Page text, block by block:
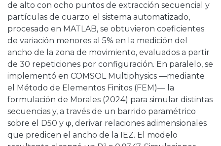
de alto con ocho puntos de extracción secuencial y
partículas de cuarzo; el sistema automatizado,
procesado en MATLAB, se obtuvieron coeficientes
de variación menores al 5% en la medición del
ancho de la zona de movimiento, evaluados a partir
de 30 repeticiones por configuración. En paralelo, se
implementó en COMSOL Multiphysics —mediante
el Método de Elementos Finitos (FEM)— la
formulación de Morales (2024) para simular distintas
secuencias y, a través de un barrido paramétrico
sobre el D50 y φ, derivar relaciones adimensionales
que predicen el ancho de la IEZ. El modelo